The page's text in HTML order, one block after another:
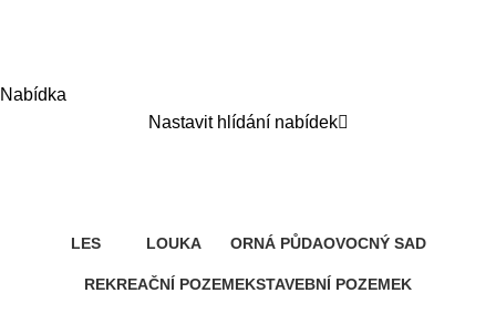
Nabídka
Nastavit hlídání nabídek
LES
LOUKA
ORNÁ PŮDAOVOCNÝ SAD
REKREAČNÍ POZEMEKSTAVEBNÍ POZEMEK